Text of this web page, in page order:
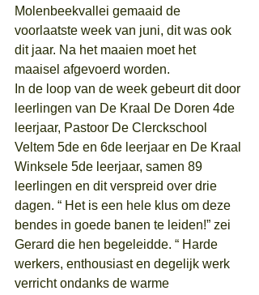
Molenbeekvallei gemaaid de
voorlaatste week van juni, dit was ook
dit jaar. Na het maaien moet het
maaisel afgevoerd worden.
In de loop van de week gebeurt dit door
leerlingen van De Kraal De Doren 4de
leerjaar, Pastoor De Clerckschool
Veltem 5de en 6de leerjaar en De Kraal
Winksele 5de leerjaar, samen 89
leerlingen en dit verspreid over drie
dagen. “ Het is een hele klus om deze
bendes in goede banen te leiden!” zei
Gerard die hen begeleidde. “ Harde
werkers, enthousiast en degelijk werk
verricht ondanks de warme